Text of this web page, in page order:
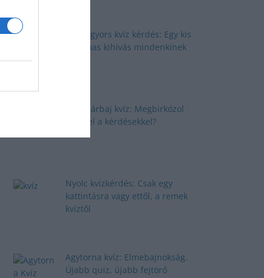
Nyolc gyors kvíz kérdés: Egy kis
izgalmas kihívás mindenkinek
Elmepárbaj kvíz: Megbirkózol
ezekkel a kérdésekkel?
Nyolc kvízkérdés: Csak egy
kattintásra vagy ettől, a remek
kvíztől
Agytorna kvíz: Elmebajnokság.
Újabb quiz, újabb fejtörő